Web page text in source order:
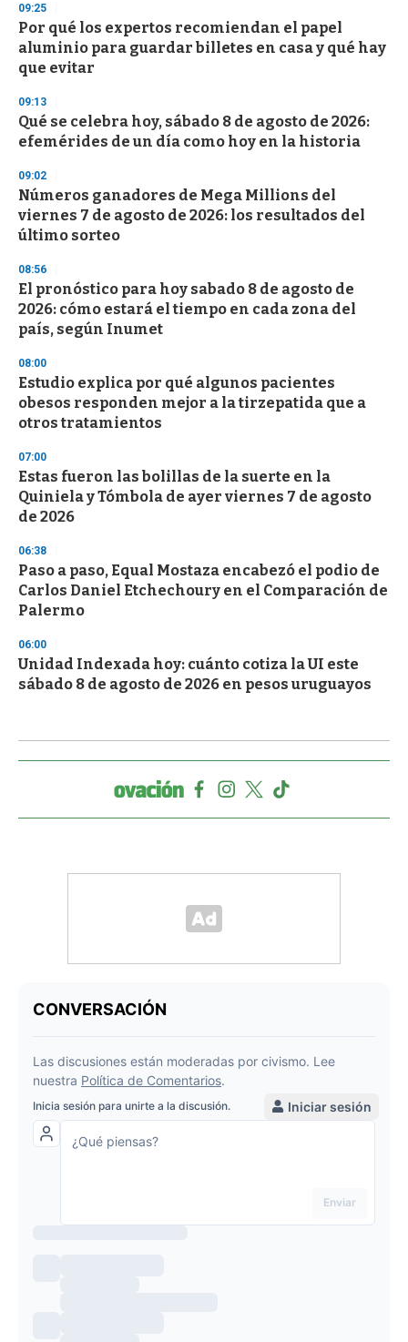
d
s
o
f
3
s
e
c
o
d
s
09:25
Por qué los expertos recomiendan el papel
aluminio para guardar billetes en casa y qué hay
que evitar
09:13
Qué se celebra hoy, sábado 8 de agosto de 2026:
efemérides de un día como hoy en la historia
09:02
Números ganadores de Mega Millions del
viernes 7 de agosto de 2026: los resultados del
último sorteo
08:56
El pronóstico para hoy sabado 8 de agosto de
2026: cómo estará el tiempo en cada zona del
país, según Inumet
08:00
Estudio explica por qué algunos pacientes
obesos responden mejor a la tirzepatida que a
otros tratamientos
07:00
Estas fueron las bolillas de la suerte en la
Quiniela y Tómbola de ayer viernes 7 de agosto
de 2026
06:38
Paso a paso, Equal Mostaza encabezó el podio de
Carlos Daniel Etchechoury en el Comparación de
Palermo
06:00
Unidad Indexada hoy: cuánto cotiza la UI este
sábado 8 de agosto de 2026 en pesos uruguayos